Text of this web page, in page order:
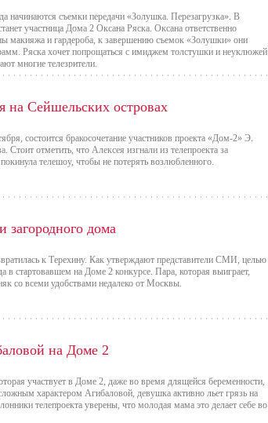
начинаются съемки передачи «Золушка. Перезагрузка». В
участница Дома 2 Оксана Ряска. Оксана ответственно
макияжа и гардероба, к завершению съемок «Золушки» они
Ряска хочет попрощаться с имиджем толстушки и неуклюжей
многие телезрители.
на Сейшельских островах
состоится бракосочетание участников проекта «Дом-2» Э.
отметить, что Алексея изгнали из телепроекта за
телешоу, чтобы не потерять возлюбленного.
дома
к Терехину. Как утверждают представители СМИ, целью
в стартовавшем на Доме 2 конкурсе. Пара, которая выиграет,
со всеми удобствами недалеко от Москвы.
на Доме 2
участвует в Доме 2, даже во время длящейся беременности,
характером Агибаловой, девушка активно льет грязь на
телепроекта уверены, что молодая мама это делает себе во